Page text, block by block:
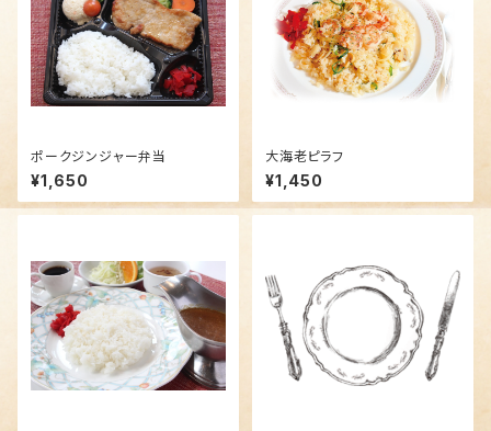
ポークジンジャー弁当
¥1,650
大海老ピラフ
¥1,450